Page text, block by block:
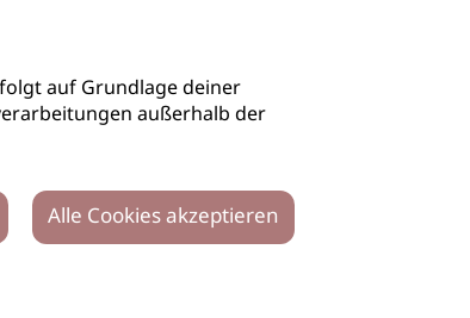
auf Grundlage deiner
außerhalb der
Alle Cookies akzeptieren